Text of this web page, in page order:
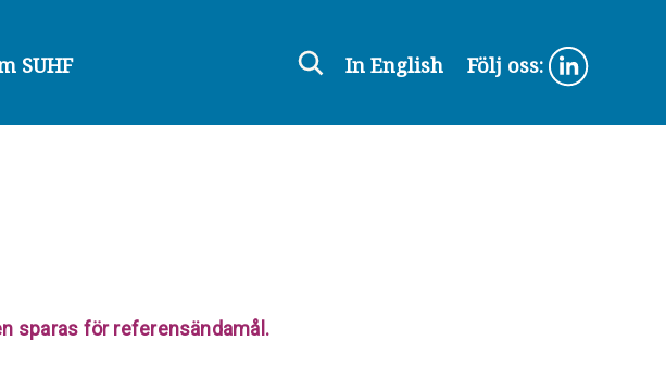
SUHF In English Följ oss:
sparas för referensändamål.